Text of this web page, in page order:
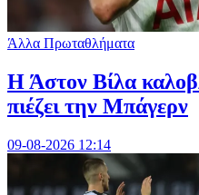
Άλλα Πρωταθλήματα
Η Άστον Βίλα
πιέζει την Μπάγερν
09-08-2026 12:14